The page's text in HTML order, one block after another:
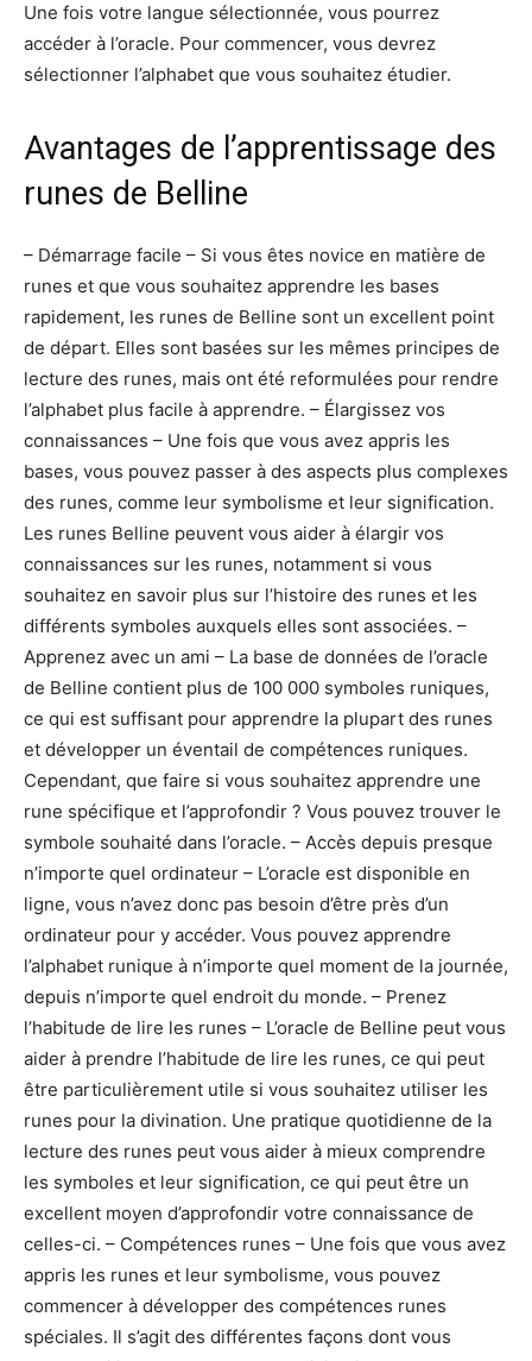
Une fois votre langue sélectionnée, vous pourrez
accéder à l’oracle. Pour commencer, vous devrez
sélectionner l’alphabet que vous souhaitez étudier.
Avantages de l’apprentissage des
runes de Belline
– Démarrage facile – Si vous êtes novice en matière de
runes et que vous souhaitez apprendre les bases
rapidement, les runes de Belline sont un excellent point
de départ. Elles sont basées sur les mêmes principes de
lecture des runes, mais ont été reformulées pour rendre
l’alphabet plus facile à apprendre. – Élargissez vos
connaissances – Une fois que vous avez appris les
bases, vous pouvez passer à des aspects plus complexes
des runes, comme leur symbolisme et leur signification.
Les runes Belline peuvent vous aider à élargir vos
connaissances sur les runes, notamment si vous
souhaitez en savoir plus sur l’histoire des runes et les
différents symboles auxquels elles sont associées. –
Apprenez avec un ami – La base de données de l’oracle
de Belline contient plus de 100 000 symboles runiques,
ce qui est suffisant pour apprendre la plupart des runes
et développer un éventail de compétences runiques.
Cependant, que faire si vous souhaitez apprendre une
rune spécifique et l’approfondir ? Vous pouvez trouver le
symbole souhaité dans l’oracle. – Accès depuis presque
n’importe quel ordinateur – L’oracle est disponible en
ligne, vous n’avez donc pas besoin d’être près d’un
ordinateur pour y accéder. Vous pouvez apprendre
l’alphabet runique à n’importe quel moment de la journée,
depuis n’importe quel endroit du monde. – Prenez
l’habitude de lire les runes – L’oracle de Belline peut vous
aider à prendre l’habitude de lire les runes, ce qui peut
être particulièrement utile si vous souhaitez utiliser les
runes pour la divination. Une pratique quotidienne de la
lecture des runes peut vous aider à mieux comprendre
les symboles et leur signification, ce qui peut être un
excellent moyen d’approfondir votre connaissance de
celles-ci. – Compétences runes – Une fois que vous avez
appris les runes et leur symbolisme, vous pouvez
commencer à développer des compétences runes
spéciales. Il s’agit des différentes façons dont vous